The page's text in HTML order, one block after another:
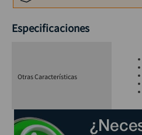
Especificaciones
Otras Características